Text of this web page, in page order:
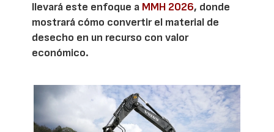
llevará este enfoque a MMH 2026, donde
mostrará cómo convertir el material de
desecho en un recurso con valor
económico.